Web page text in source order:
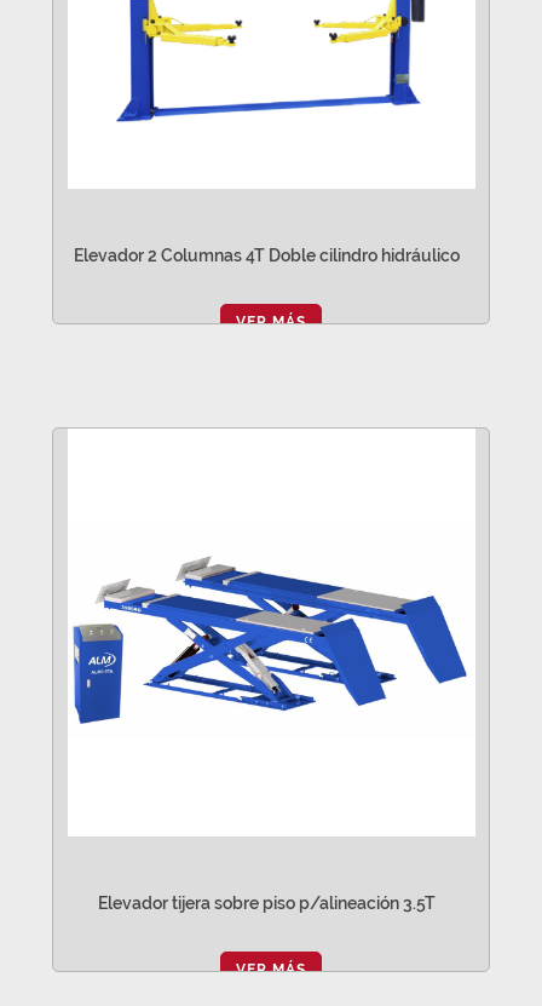
Elevador 2 Columnas 4T Doble cilindro hidráulico
VER MÁS
Elevador tijera sobre piso p/alineación 3.5T
VER MÁS